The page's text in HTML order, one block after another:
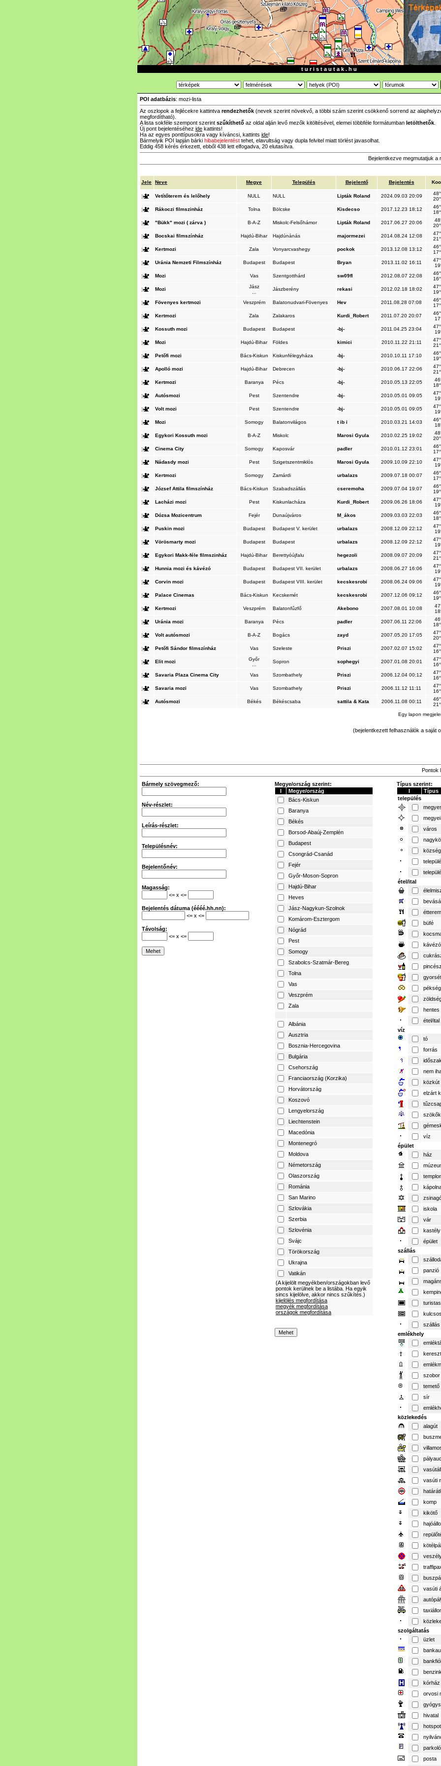
t u r i s t a u t a k . h u
POI adatbázis: mozi-lista
Az oszlopok a fejlécekre kattintva rendezhetők (nevek szerint növekvő, a többi szám szerint csökkenő sorrend az
megfordítható).
A lista sokféle szempont szerint szűkíthető az oldal alján levő mezők kitöltésével, elemei többféle formátumban letölthetők
Új pont bejelentéséhez ide kattints!
Ha az egyes ponttípusokra vagy kíváncsi, kattints ide!
Bármelyik POI lapján bárki hibabejelentést tehet, elavultság vagy dupla felvitel miatt törlést javasolhat.
Eddig 458 kérés érkezett, ebből 438 lett elfogadva, 20 elutasítva.
Bejelentkezve megmutatjuk
Jele Neve Megye Település Bejelentő Bejelentés
Vetítőterem és lelőhely
NULL NULL Lipták Roland 2024.09.03 20:09
Rákoczi filmszinház Tolna Bölcske Kisdecso 2017.12.23 18:12
"Bükk" mozi ( zárva ) B-A-Z Miskolc-Felsőhámor Lipták Roland 2017.06.27 20:06
Bocskai filmszínház Hajdú-Bihar Hajdúnánás majormezei 2014.08.24 12:08
Kertmozi Zala Vonyarcvashegy pockok 2013.12.08 13:12
Uránia Nemzeti Filmszínház Budapest Budapest Bryan 2013.11.02 16:11
Mozi Vas Szentgotthárd sw09fl 2012.08.07 22:08
Mozi
Jász
Jászberény rekasi 2012.02.18 18:02
Fövenyes kertmozi Veszprém Balatonudvari-Fövenyes Hev 2011.08.28 07:08
Kertmozi Zala Zalakaros Kurdi_Robert 2011.07.20 20:07
Kossuth mozi Budapest Budapest -bj- 2011.04.25 23:04
Mozi Hajdú-Bihar Földes kimici 2010.11.22 21:11
Petőfi mozi Bács-Kiskun Kiskunfélegyháza -bj- 2010.10.11 17:10
Apolló mozi Hajdú-Bihar Debrecen -bj- 2010.06.17 22:06
Kertmozi Baranya Pécs -bj- 2010.05.13 22:05
Autósmozi Pest Szentendre -bj- 2010.05.01 09:05
Volt mozi Pest Szentendre -bj- 2010.05.01 09:05
Mozi Somogy Balatonvilágos t ib i 2010.03.21 14:03
Egykori Kossuth mozi B-A-Z Miskolc Marosi Gyula 2010.02.25 19:02
Cinema City Somogy Kaposvár padler 2010.01.12 23:01
Nádasdy mozi Pest Szigetszentmiklós Marosi Gyula 2009.10.09 22:10
Kertmozi Somogy Zamárdi urbalazs 2009.07.18 00:07
József Attila filmszínház Bács-Kiskun Szabadszállás cseremoha 2009.07.04 19:07
Lacházi mozi Pest Kiskunlacháza Kurdi_Robert 2009.06.26 18:06
Dózsa Mozicentrum Fejér Dunaújváros M_ákos 2009.03.03 22:03
Puskin mozi Budapest Budapest V. kerület urbalazs 2008.12.09 22:12
Vörösmarty mozi Budapest Budapest urbalazs 2008.12.09 22:12
Egykori Makk-féle filmszinház Hajdú-Bihar Berettyóújfalu hegezoli 2008.09.07 20:09
Hunnia mozi és kávézó Budapest Budapest VII. kerület urbalazs 2008.06.27 16:06
Corvin mozi Budapest Budapest VIII. kerület kecskesrobi 2008.06.24 09:06
Palace Cinemas Bács-Kiskun Kecskemét kecskesrobi 2007.12.06 09:12
Kertmozi Veszprém Balatonfűzfő Akebono 2007.08.01 10:08
Uránia mozi Baranya Pécs padler 2007.06.11 22:06
Volt autósmozi B-A-Z Bogács zayd 2007.05.20 17:05
Petőfi Sándor filmszínház Vas Szeleste Priszi 2007.02.07 15:02
Elit mozi
Győr
Sopron sophegyi 2007.01.08 20:01
Savaria Plaza Cinema City Vas Szombathely Priszi 2006.12.04 00:12
Savaria mozi Vas Szombathely Priszi 2006.11.12 11:11
Autósmozi Békés Békéscsaba sattila & Kata 2006.11.08 00:11
Egy lapon
(bejelentkezett felhasználók a saját
Pontok
Bármely szövegmező:
Név-részlet:
Leírás-részlet:
Településnév:
Bejelentőnév:
Magasság:
<= x <=
Bejelentés dátuma (éééé.hh.nn):
<= x <=
Távolság:
<= x <=
Megye/ország szerint:
I
Megye/ország
Bács-Kiskun
Baranya
Békés
Borsod-Abaúj-Zemplén
Budapest
Csongrád-Csanád
Fejér
Győr-Moson-Sopron
Hajdú-Bihar
Heves
Jász-Nagykun-Szolnok
Komárom-Esztergom
Nógrád
Pest
Somogy
Szabolcs-Szatmár-Bereg
Tolna
Vas
Veszprém
Zala
Albánia
Ausztria
Bosznia-Hercegovina
Bulgária
Csehország
Franciaország (Korzika)
Horvátország
Koszovó
Lengyelország
Liechtenstein
Macedónia
Montenegró
Moldova
Németország
Olaszország
Románia
San Marino
Szlovákia
Szerbia
Szlovénia
Svájc
Törökország
Ukrajna
Vatikán
(A kijelölt megyékben/országokban levő
pontok kerülnek be a listába. Ha egyik
sincs kijelölve, akkor nincs szűkítés.)
kijelölés megfordítása
megyék megfordítása
országok megfordítása
Típus szerint:
I
Típus
település
város
község
étel/ital
étterem
büfé
kávézó
pékség
hentes
étel/ital
víz
tó
forrás
nem
közkút
elzárt
víz
épület
ház
iskola
vár
kastély
épület
szállás
panzió
szállás
emlékhely
kereszt
szobor
temető
sír
közlekedés
alagút
vasúti
komp
kikötő
vasúti
szolgáltatás
üzlet
kórház
orvosi
hivatal
hotspot
parkoló
posta